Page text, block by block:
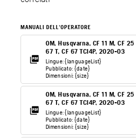
MANUALI DELL'OPERATORE
OM, Husqvarna, CF 11 M, CF
67 T, CF 67 TCI4P, 2020-03
Lingue: {languageList}
Pubblicato: {date}
Dimensioni: {size}
OM, Husqvarna, CF 11 M, CF
67 T, CF 67 TCI4P, 2020-03
Lingue: {languageList}
Pubblicato: {date}
Dimensioni: {size}